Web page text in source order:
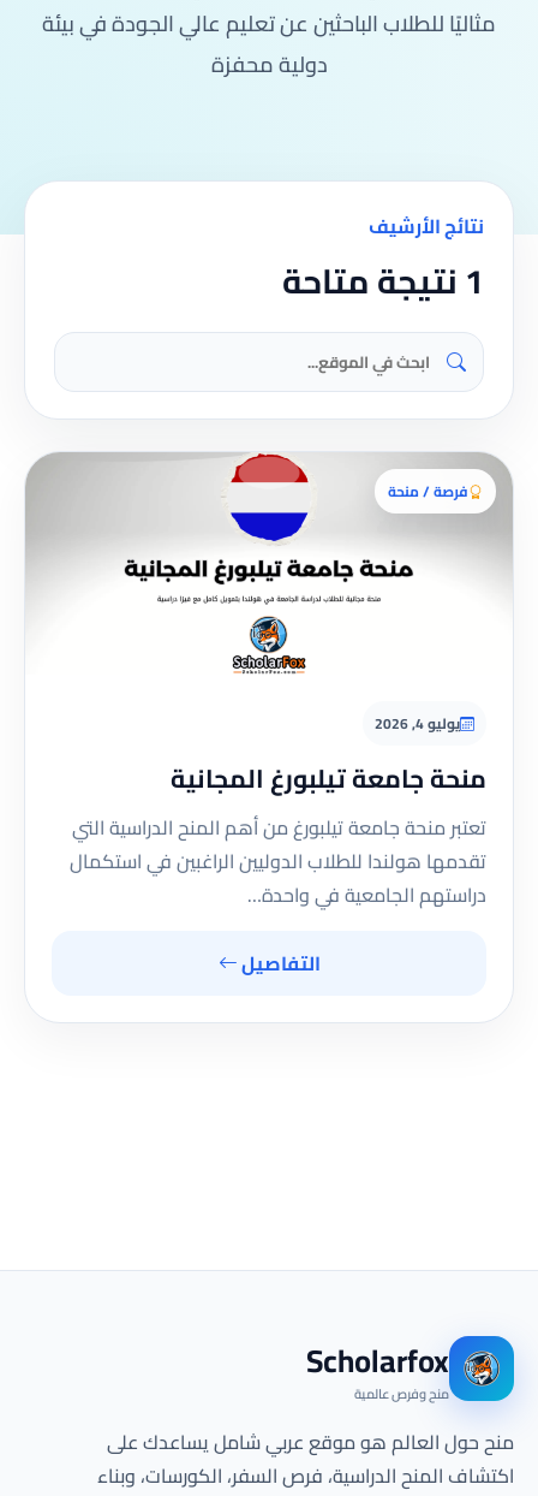
مثاليًا للطلاب الباحثين عن تعليم عالي الجودة في بيئة
دولية محفزة
نتائج الأرشيف
1 نتيجة متاحة
فرصة / منحة
يوليو 4, 2026
منحة جامعة تيلبورغ المجانية
تعتبر منحة جامعة تيلبورغ من أهم المنح الدراسية التي
تقدمها هولندا للطلاب الدوليين الراغبين في استكمال
دراستهم الجامعية في واحدة…
التفاصيل
Scholarfox
منح وفرص عالمية
منح حول العالم هو موقع عربي شامل يساعدك على
اكتشاف المنح الدراسية، فرص السفر، الكورسات، وبناء